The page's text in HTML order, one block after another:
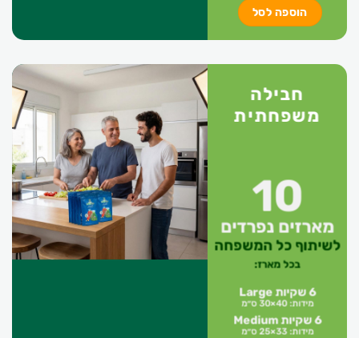
היה:
₪195.00.
₪155.00.
הוספה לסל
חבילה
משפחתית
10
מארזים נפרדים
לשיתוף כל המשפחה
בכל מארז:
6 שקיות Large
מידות: 40×30 ס״מ
6 שקיות Medium
מידות: 33×25 ס״מ